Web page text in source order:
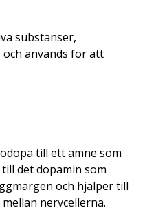
substanser,
används för att
till ett ämne som
det dopamin som
och hjälper till
nervcellerna.